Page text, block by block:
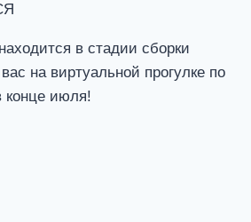
в стадии сборки
на виртуальной прогулке по
конце июля!